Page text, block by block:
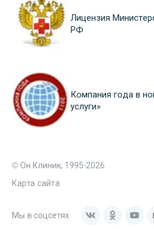
Лицензия
РФ
Компания года в
услуги»
© Он Клиник, 1995-2026
Карта сайта
Мы в соцсетях